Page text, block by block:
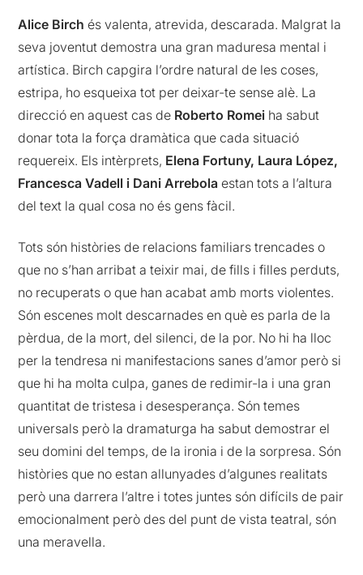
Alice Birch és valenta, atrevida, descarada. Malgrat la
seva joventut demostra una gran maduresa mental i
artística. Birch capgira l’ordre natural de les coses,
estripa, ho esqueixa tot per deixar-te sense alè. La
direcció en aquest cas de Roberto Romei ha sabut
donar tota la força dramàtica que cada situació
requereix. Els intèrprets, Elena Fortuny, Laura López,
Francesca Vadell i Dani Arrebola estan tots a l’altura
del text la qual cosa no és gens fàcil.
Tots són històries de relacions familiars trencades o
que no s’han arribat a teixir mai, de fills i filles perduts,
no recuperats o que han acabat amb morts violentes.
Són escenes molt descarnades en què es parla de la
pèrdua, de la mort, del silenci, de la por. No hi ha lloc
per la tendresa ni manifestacions sanes d’amor però si
que hi ha molta culpa, ganes de redimir-la i una gran
quantitat de tristesa i desesperança. Són temes
universals però la dramaturga ha sabut demostrar el
seu domini del temps, de la ironia i de la sorpresa. Són
històries que no estan allunyades d’algunes realitats
però una darrera l’altre i totes juntes són difícils de pair
emocionalment però des del punt de vista teatral, són
una meravella.